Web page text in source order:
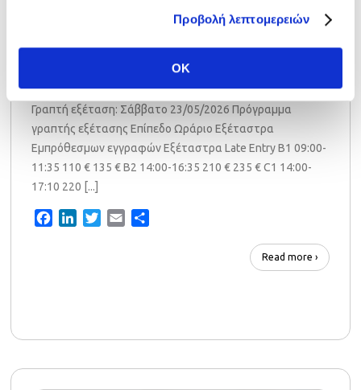
Προβολή λεπτομερειών
OK
NOCN Μαΐου 2026
Εγκυκλιος Εξετάσεων
Γραπτή εξέταση: Σάββατο 23/05/2026 Πρόγραμμα
γραπτής εξέτασης Επίπεδο Ωράριο Εξέταστρα
Εμπρόθεσμων εγγραφών Εξέταστρα Late Entry B1 09:00-
11:35 110 € 135 € B2 14:00-16:35 210 € 235 € C1 14:00-
17:10 220 [...]
FacebookLinkedInTwitterEmail
Read more ›